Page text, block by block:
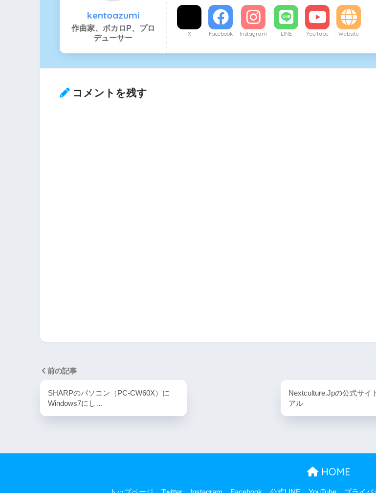
kentoazumi
作曲家、ボカロP、プロ
デューサー
X Facebook Instagram LINE YouTube Website
コメントを残す
前の記事
SHARPのパソコン（PC-CW60X）に
Windows7にし…
Nextculture.Jpの公式サイ
アル
HOME